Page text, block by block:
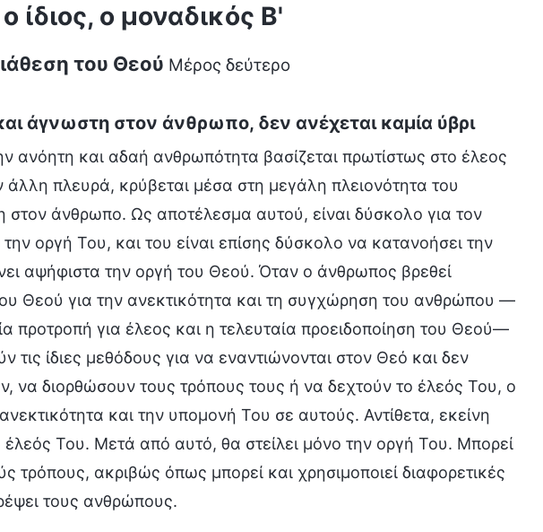
ίδιος, ο μοναδικός Β'
του Θεού Μέρος δεύτερο
άγνωστη στον άνθρωπο, δεν ανέχεται καμία ύβρι
ανόητη και αδαή ανθρωπότητα βασίζεται πρωτίστως στο έλεος
πλευρά, κρύβεται μέσα στη μεγάλη πλειονότητα του
στον άνθρωπο. Ως αποτέλεσμα αυτού, είναι δύσκολο για τον
οργή Του, και του είναι επίσης δύσκολο να κατανοήσει την
αψήφιστα την οργή του Θεού. Όταν ο άνθρωπος βρεθεί
Θεού για την ανεκτικότητα και τη συγχώρηση του ανθρώπου —
προτροπή για έλεος και η τελευταία προειδοποίηση του Θεού—
τις ίδιες μεθόδους για να εναντιώνονται στον Θεό και δεν
να διορθώσουν τους τρόπους τους ή να δεχτούν το έλεός Του, ο
και την υπομονή Του σε αυτούς. Αντίθετα, εκείνη
Του. Μετά από αυτό, θα στείλει μόνο την οργή Του. Μπορεί
τρόπους, ακριβώς όπως μπορεί και χρησιμοποιεί διαφορετικές
τους ανθρώπους.